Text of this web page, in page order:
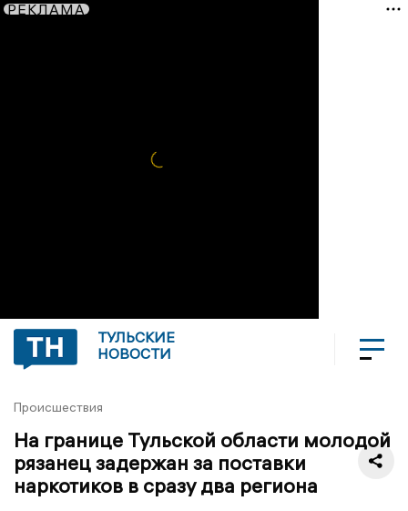
РЕКЛАМА
ТУЛЬСКИЕ
НОВОСТИ
Происшествия
На границе Тульской области молодой
рязанец задержан за поставки
наркотиков в сразу два региона